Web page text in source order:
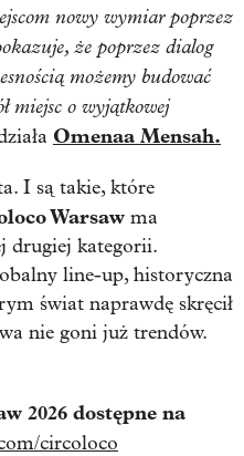
nowy wymiar poprzez
że poprzez dialog
możemy budować
miejsc o wyjątkowej
Omenaa Mensah.
I są takie, które
Warsaw ma
drugiej kategorii.
line-up, historyczna
świat naprawdę skręcił
nie goni już trendów.
2026 dostępne na
circoloco